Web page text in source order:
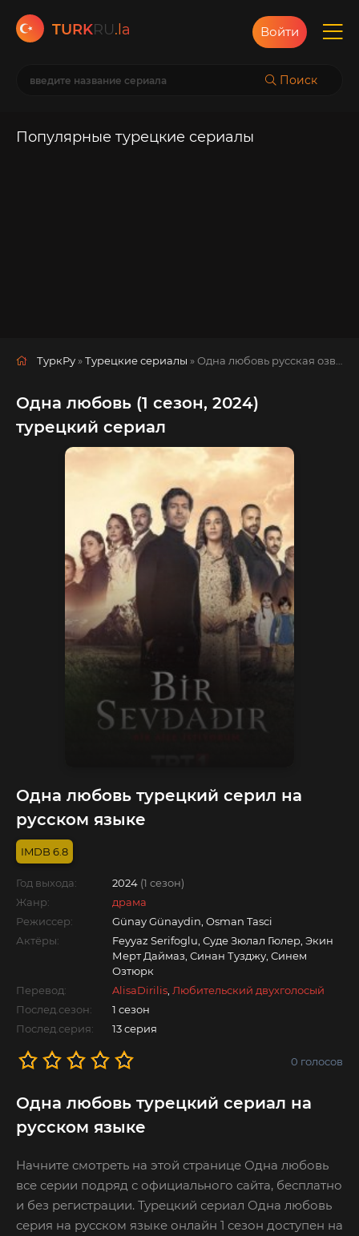
TURKRU.la
Поиск
Войти
Популярные турецкие сериалы
ТуркРу »Турецкие сериалы » Одна любовь русская озвучка смотреть полностью онлайн!
Одна любовь (1 сезон, 2024)
турецкий сериал
Одна любовь турецкий серил на
русском языке
6.8
Год выхода: 2024 (1 сезон)
Жанр:
драма
Режиссер:
Günay Günaydin, Osman Tasci
Актёры:
Feyyaz Serifoglu, Суде Зюлал Гюлер, Экин
Мерт Даймаз, Синан Тузджу, Синем
Озтюрк
Перевод:
AlisaDirilis Любительский двухголосый
Послед.сезон:
1 сезон
Послед.серия:
13 серия
0 голосов
Одна любовь турецкий сериал на
русском языке
Начните смотреть на этой странице Одна любовь
все серии подряд с официального сайта, бесплатно
и без регистрации. Турецкий сериал Одна любовь
серия на русском языке онлайн 1 сезон доступен на